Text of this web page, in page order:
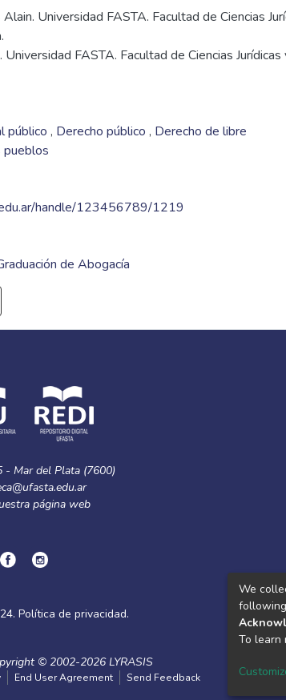
Universidad FASTA. Facultad de Ciencias
Universidad FASTA. Facultad de Ciencias Jurídicas
público , Derecho público , Derecho de libre
pueblos
handle/123456789/1219
de Abogacía
- Mar del Plata (7600)
página web
Política de privacidad.
© 2002-2026LYRASIS
End User Agreement Send Feedback
We
To learn